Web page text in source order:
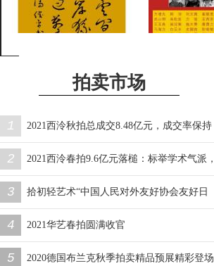
立品为先练笔即炼心
拍卖市场
1 2021西泠秋拍总成交8.48亿元，成交率保持
八成
2 2021西泠春拍9.6亿元落槌：标举学术气派，
领航文人门类
3 拾初轻艺术“中国人民对外友好协会友好日
艺术展览”圆满成功
4 2021华艺春拍圆满收官
5 2020德国布兰克秋季拍卖精品预展精彩登场